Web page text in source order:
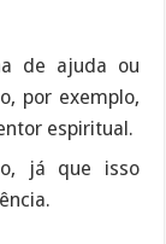
de ajuda ou
por exemplo,
espiritual.
já que isso